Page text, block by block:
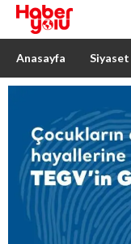
Anasayfa Siyaset